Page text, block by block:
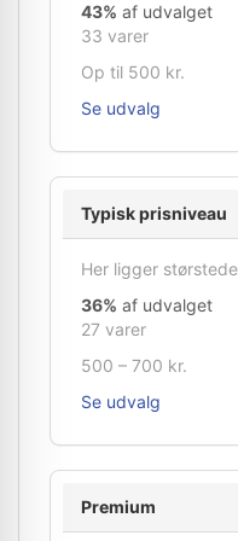
43% af udvalget
33 varer
Op til 500 kr.
Se udvalg
Typisk prisniveau
Her ligger
36% af udvalget
27 varer
500 – 700 kr.
Se udvalg
Premium